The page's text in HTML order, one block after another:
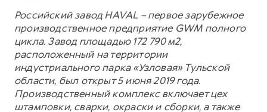
Российский завод HAVAL – первое зарубежное
производственное предприятие GWM полного
цикла. Завод площадью 172 790 м2,
расположенный на территории
индустриального парка «Узловая» Тульской
области, был открыт 5 июня 2019 года.
Производственный комплекс включает цех
штамповки, сварки, окраски и сборки, а также